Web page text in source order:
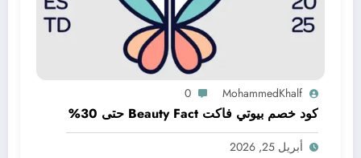
MohammedKhalf
0
كود خصم بيوتي فاكت Beauty Fact حتى 30%
أبريل 25, 2026